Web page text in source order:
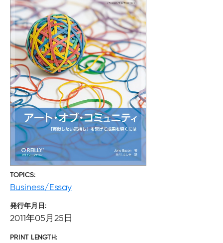
TOPICS
Business/Essay
発行年月日
2011年05月25日
PRINT LENGTH